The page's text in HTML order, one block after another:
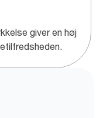
giver en høj